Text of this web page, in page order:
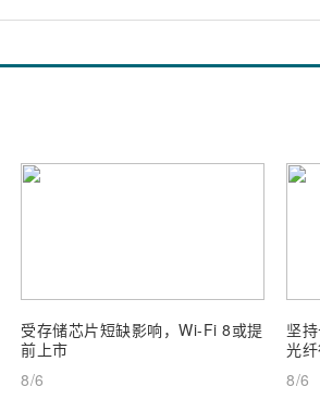
受存储芯片短缺影响，Wi-Fi 8或提
前上市
8/6
坚
光
8/6